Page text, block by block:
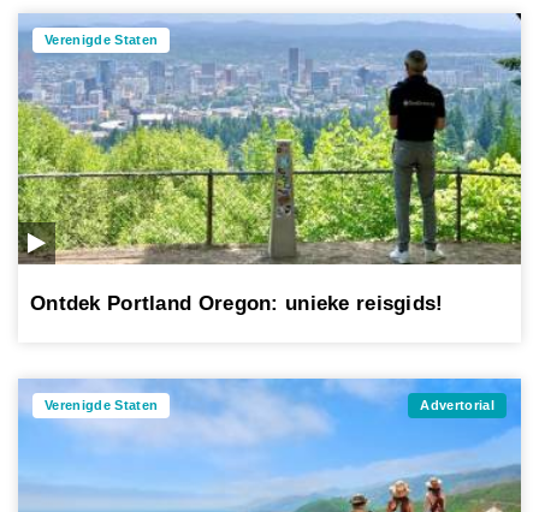
Verenigde Staten
Ontdek Portland Oregon: unieke reisgids!
Verenigde Staten Advertorial